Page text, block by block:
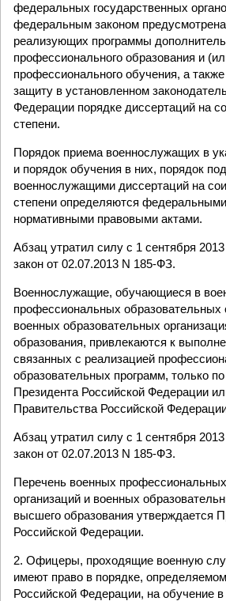
федеральных государственных
федеральным законом
реализующих программы
профессионального образования и
профессионального обучения, а также
защиту в установленном
Федерации порядке диссертаций на
степени.
Порядок приема военнослужащих в
и порядок обучения в них, порядок
военнослужащими диссертаций на
степени определяются
нормативными правовыми актами.
Абзац утратил силу с 1 сентября
закон от 02.07.2013 N 185-ФЗ.
Военнослужащие, обучающиеся в
профессиональных образовательных
военных образовательных
образования, привлекаются к
связанных с реализацией
образовательных программ, только
Президента Российской Федерации
Правительства Российской
Абзац утратил силу с 1 сентября
закон от 02.07.2013 N 185-ФЗ.
Перечень военных
организаций и военных
высшего образования утверждается
Российской Федерации.
2. Офицеры, проходящие военную
имеют право в порядке,
Российской Федерации, на обучение в